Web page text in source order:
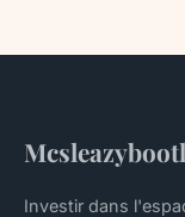
Investir dans